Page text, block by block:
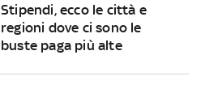
Stipendi, ecco le città e
regioni dove ci sono le
buste paga più alte